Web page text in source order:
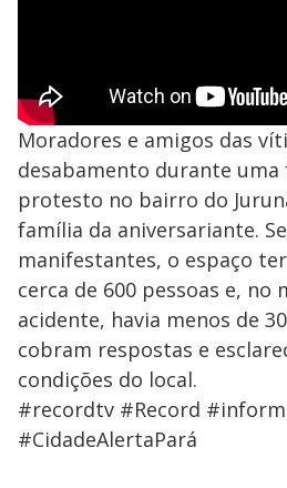
Moradores e amigos das
desabamento durante
protesto no bairro do
família da aniversariante.
manifestantes, o espaço
cerca de 600 pessoas e, no
acidente, havia menos de
cobram respostas e
condições do local.
#recordtv #Record
#CidadeAlertaPará